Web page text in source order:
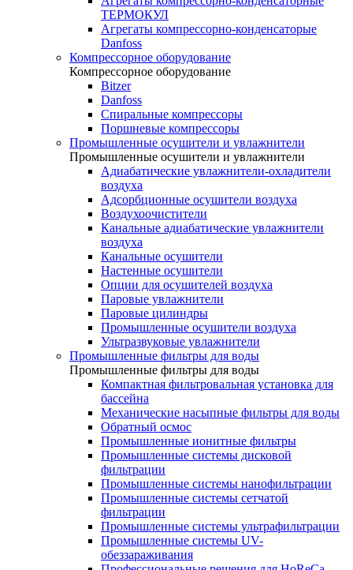
ТЕРМОКУЛ
Агрегаты компрессорно-конденсаторые
Danfoss
Компрессорное оборудование
Компрессорное оборудование
Bitzer
Danfoss
Спиральные компрессоры
Поршневые компрессоры
Промышленные осушители и увлажнители
Промышленные осушители и увлажнители
Адиабатические увлажнители-охладители
воздуха
Адсорбционные осушители воздуха
Воздухоочистители
Канальные адиабатические увлажнители
воздуха
Канальные осушители
Настенные осушители
Опции для осушителей воздуха
Паровые увлажнители
Паровые цилиндры
Промышленные осушители воздуха
Ультразвуковые увлажнители
Промышленные фильтры для воды
Промышленные фильтры для воды
Компактная фильтровальная установка для
бассейна
Механические насыпные фильтры для воды
Обратный осмос
Промышленные ионитные фильтры
Промышленные системы дисковой
фильтрации
Промышленные системы нанофильтрации
Промышленные системы сетчатой
фильтрации
Промышленные системы ультрафильтрации
Промышленные системы UV-
обеззараживания